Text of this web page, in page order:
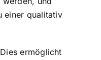
einer qualitativ
ermöglicht